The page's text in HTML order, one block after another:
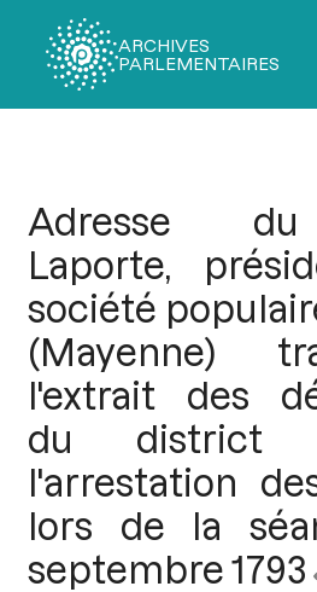
ARCHIVES
PARLEMENTAIRES
Adresse
Laporte,
société
(Mayenne)
l'extrait des
du district
l'arrestation
lors de la
septembre 1793